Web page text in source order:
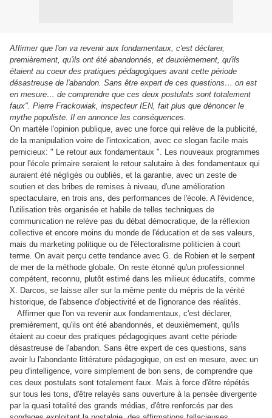
Affirmer que l'on va revenir aux fondamentaux, c'est déclarer,
premièrement, qu'ils ont été abandonnés, et deuxièmement, qu'ils
étaient au coeur des pratiques pédagogiques avant cette période
désastreuse de l'abandon. Sans être expert de ces questions… on est
en mesure… de comprendre que ces deux postulats sont totalement
faux". Pierre Frackowiak, inspecteur IEN, fait plus que dénoncer le
mythe populiste. Il en annonce les conséquences.
On martèle l'opinion publique, avec une force qui relève de la publicité,
de la manipulation voire de l'intoxication, avec ce slogan facile mais
pernicieux: " Le retour aux fondamentaux ". Les nouveaux programmes
pour l'école primaire seraient le retour salutaire à des fondamentaux qui
auraient été négligés ou oubliés, et la garantie, avec un zeste de
soutien et des bribes de remises à niveau, d'une amélioration
spectaculaire, en trois ans, des performances de l'école. A l'évidence,
l'utilisation très organisée et habile de telles techniques de
communication ne relève pas du débat démocratique, de la réflexion
collective et encore moins du monde de l'éducation et de ses valeurs,
mais du marketing politique ou de l'électoralisme politicien à court
terme. On avait perçu cette tendance avec G. de Robien et le serpent
de mer de la méthode globale. On reste étonné qu'un professionnel
compétent, reconnu, plutôt estimé dans les milieux éducatifs, comme
X. Darcos, se laisse aller sur la même pente du mépris de la vérité
historique, de l'absence d'objectivité et de l'ignorance des réalités.
Affirmer que l'on va revenir aux fondamentaux, c'est déclarer,
premièrement, qu'ils ont été abandonnés, et deuxièmement, qu'ils
étaient au coeur des pratiques pédagogiques avant cette période
désastreuse de l'abandon. Sans être expert de ces questions, sans
avoir lu l'abondante littérature pédagogique, on est en mesure, avec un
peu d'intelligence, voire simplement de bon sens, de comprendre que
ces deux postulats sont totalement faux. Mais à force d'être répétés
sur tous les tons, d'être relayés sans ouverture à la pensée divergente
par la quasi totalité des grands médias, d'être renforcés par des